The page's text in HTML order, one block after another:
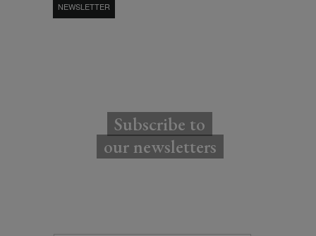
NEWSLETTER
Subscribe to
our newsletters